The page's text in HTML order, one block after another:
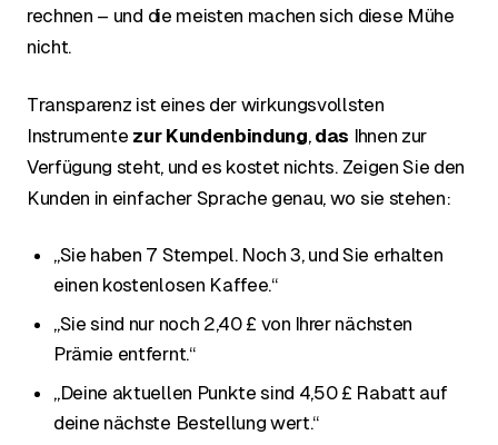
rechnen – und die meisten machen sich diese Mühe
nicht.
Transparenz ist eines der wirkungsvollsten
Instrumente zur Kundenbindung, das Ihnen zur
Verfügung steht, und es kostet nichts. Zeigen Sie den
Kunden in einfacher Sprache genau, wo sie stehen:
„Sie haben 7 Stempel. Noch 3, und Sie erhalten
einen kostenlosen Kaffee.“
„Sie sind nur noch 2,40 £ von Ihrer nächsten
Prämie entfernt.“
„Deine aktuellen Punkte sind 4,50 £ Rabatt auf
deine nächste Bestellung wert.“